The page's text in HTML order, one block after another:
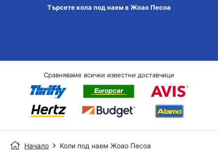
Търсете кола под наем в Жоао Песоа
Сравняваме всички известни доставчици
Начало Коли под наем Жоао Песоа